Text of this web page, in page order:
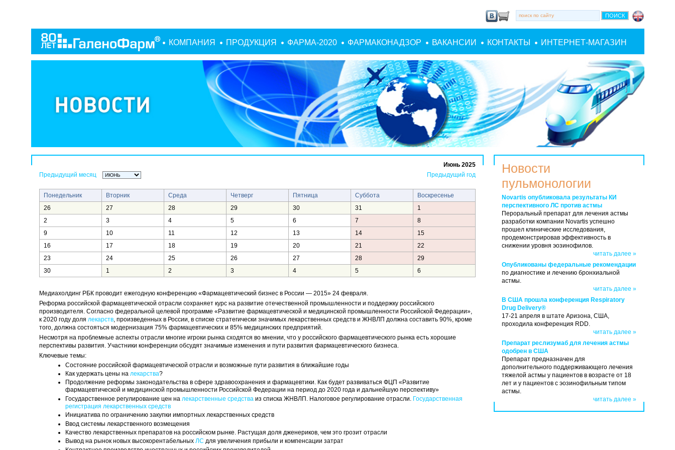
КОМПАНИЯ ПРОДУКЦИЯ ФАРМА-2020 ФАРМАКОНАДЗОР ВАКАНСИИ КОНТАКТЫ ИНТЕРНЕТ-МАГАЗИН
Июнь 2025
Предыдущий месяц
Предыдущий год
Понедельник Вторник Среда Четверг Пятница Суббота
Воскресенье
26
27 28 29 30 31
1
2
3 4 5 6 7
8
9
10 11 12 13 14
15
16
17 18 19 20 21
22
23
24 25 26 27 28
29
30
1 2 3 4 5 6
Медиахолдинг РБК проводит ежегодную конференцию «Фармацевтический бизнес в России — 2015» 24 февраля.
Реформа российской фармацевтической отрасли сохраняет курс на развитие отечественной промышленности и поддержку российского
производителя. Согласно федеральной целевой программе «Развитие фармацевтической и медицинской промышленности Российской Федерации»,
к 2020 году доля лекарств, произведенных в России, в списке стратегически значимых лекарственных средств и ЖНВЛП должна составить 90%, кроме
того, должна состояться модернизация 75% фармацевтических и 85% медицинских предприятий.
Несмотря на проблемные аспекты отрасли многие игроки рынка сходятся во мнении, что у российского фармацевтического рынка есть хорошие
перспективы развития. Участники конференции обсудят значимые изменения и пути развития фармацевтического бизнеса.
Ключевые темы:
Состояние российской фармацевтической отрасли и возможные пути развития в ближайшие годы
Как удержать цены на лекарства?
Продолжение реформы законодательства в сфере здравоохранения и фармацевтики. Как будет развиваться ФЦП «Развитие
фармацевтической и медицинской промышленности Российской Федерации на период до 2020 года и дальнейшую перспективу»
Государственное регулирование цен на лекарственные средстваиз списка ЖНВЛП. Налоговое регулирование отрасли. Государственная
регистрация лекарственных средств
Инициатива по ограничению закупки импортных лекарственных средств
Ввод системы лекарственного возмещения
Качество лекарственных препаратов на российском рынке. Растущая доля дженериков, чем это грозит отрасли
Вывод на рынок новых высокорентабельных ЛС для увеличения прибыли и компенсации затрат
Новости
пульмонологии
Novartis опубликовала результаты КИ
перспективного ЛС против астмы
Пероральный препарат для лечения астмы
разработки компании Novartis успешно
прошел клинические исследования,
продемонстрировав эффективность в
снижении уровня эозинофилов.
читать далее »
Опубликованы федеральные рекомендации
по диагностике и лечению бронхиальной
астмы.
читать далее »
В США прошла конференция Respiratory
Drug Delivery®
17-21 апреля в штате Аризона, США,
проходила конференция RDD.
читать далее »
Препарат реслизумаб для лечения астмы
одобрен в США
Препарат предназначен для
дополнительного поддерживающего лечения
тяжелой астмы у пациентов в возрасте от 18
лет и у пациентов с эозинофильным типом
астмы.
читать далее »